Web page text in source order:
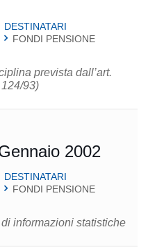
DESTINATARI
FONDI PENSIONE
prevista dall’art.
93)
2002
DESTINATARI
FONDI PENSIONE
informazioni statistiche